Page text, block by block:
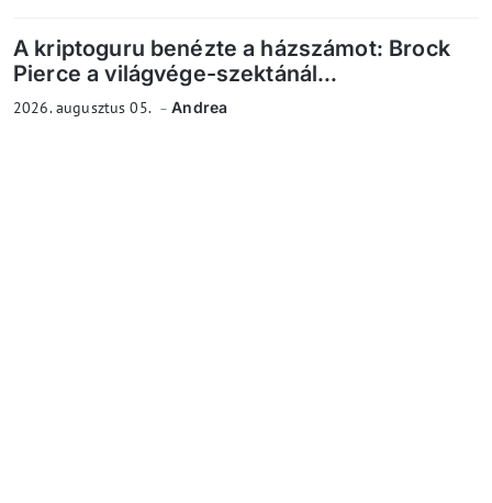
A kriptoguru benézte a házszámot: Brock
Pierce a világvége-szektánál...
2026. augusztus 05. Andrea